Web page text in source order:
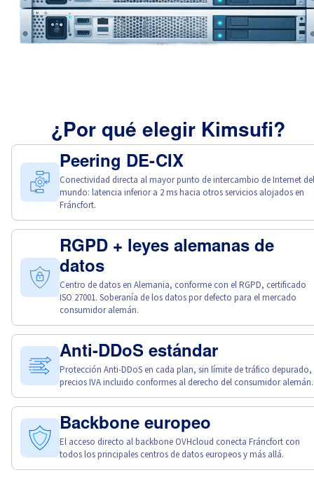
¿Por qué elegir Kimsufi?
Peering DE-CIX
Conectividad directa al mayor punto de intercambio de Internet del
mundo: latencia inferior a 2 ms hacia otros servicios alojados en
Fráncfort.
RGPD + leyes alemanas de
datos
Centro de datos en Alemania, conforme con el RGPD, certificado
ISO 27001. Soberanía de los datos por defecto para el mercado
consumidor alemán.
Anti-DDoS estándar
Protección Anti-DDoS en cada plan, sin límite de tráfico depurado,
precios IVA incluido conformes al derecho del consumidor alemán.
Backbone europeo
El acceso directo al backbone OVHcloud conecta Fráncfort con
todos los principales centros de datos europeos y más allá.